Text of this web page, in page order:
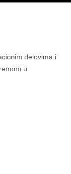
delovima i
u